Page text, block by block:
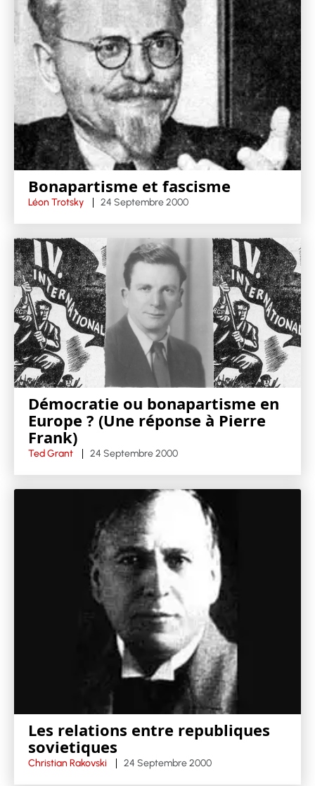
Bonapartisme et fascisme
Léon Trotsky 24 Septembre 2000
Démocratie ou bonapartisme en
Europe ? (Une réponse à Pierre
Frank)
Ted Grant 24 Septembre 2000
Les relations entre republiques
sovietiques
Christian Rakovski 24 Septembre 2000